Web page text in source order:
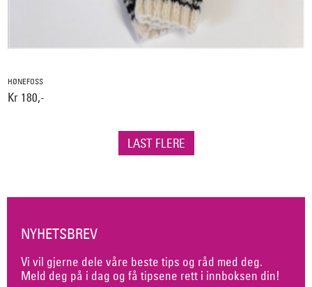
HØNEFOSS
Kr 180,-
LAST FLERE
NYHETSBREV
Vi vil gjerne dele våre beste tips og råd med deg.
Meld deg på i dag og få tipsene rett i innboksen din!